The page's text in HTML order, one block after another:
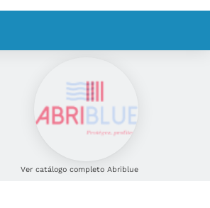
Ver catálogo completo Abriblue